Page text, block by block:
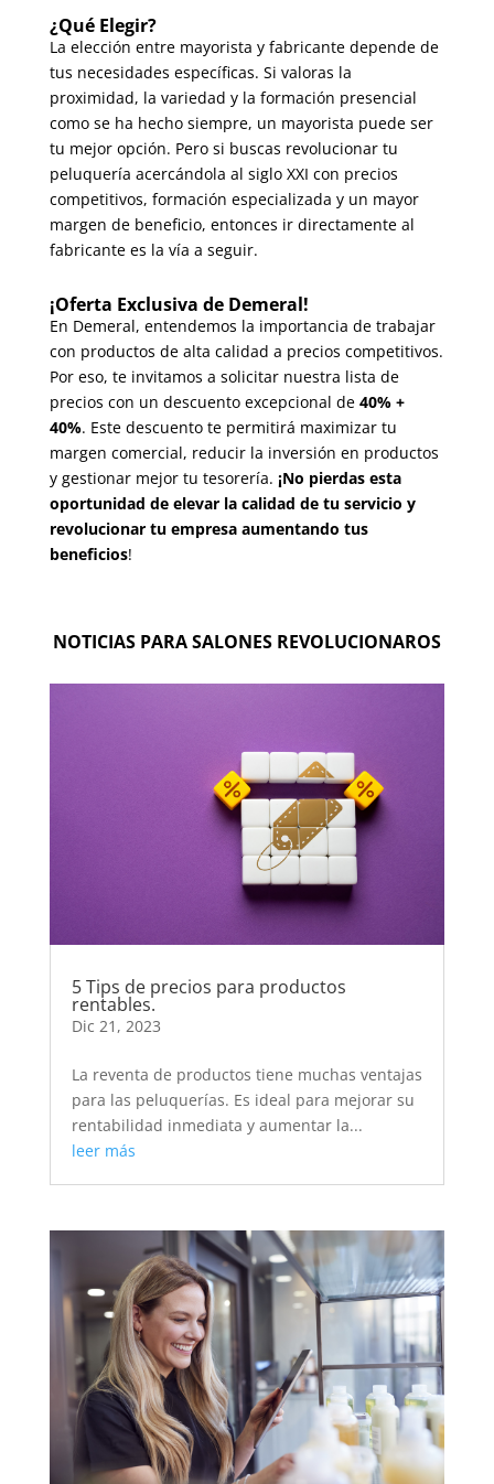
¿Qué Elegir?
La elección entre mayorista y fabricante depende de
tus necesidades específicas. Si valoras la
proximidad, la variedad y la formación presencial
como se ha hecho siempre, un mayorista puede ser
tu mejor opción. Pero si buscas revolucionar tu
peluquería acercándola al siglo XXI con precios
competitivos, formación especializada y un mayor
margen de beneficio, entonces ir directamente al
fabricante es la vía a seguir.
¡Oferta Exclusiva de Demeral!
En Demeral, entendemos la importancia de trabajar
con productos de alta calidad a precios competitivos.
Por eso, te invitamos a solicitar nuestra lista de
precios con un descuento excepcional de 40% +
40%. Este descuento te permitirá maximizar tu
margen comercial, reducir la inversión en productos
y gestionar mejor tu tesorería. ¡No pierdas esta
oportunidad de elevar la calidad de tu servicio y
revolucionar tu empresa aumentando tus
beneficios!
NOTICIAS PARA SALONES REVOLUCIONAROS
5 Tips de precios para productos
rentables.
Dic 21, 2023
La reventa de productos tiene muchas ventajas
para las peluquerías. Es ideal para mejorar su
rentabilidad inmediata y aumentar la...
leer más